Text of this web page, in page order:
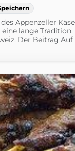
Appenzeller
lange
Der Beitrag